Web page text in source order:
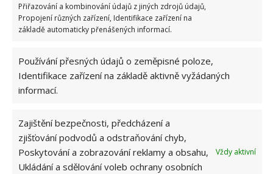
Přiřazování a kombinování údajů z jiných zdrojů údajů,
Propojení různých zařízení, Identifikace zařízení na
základě automaticky přenášených informací.
Používání přesných údajů o zeměpisné poloze,
Identifikace zařízení na základě aktivně vyžádaných
informací.
Zajištění bezpečnosti, předcházení a
zjišťování podvodů a odstraňování chyb,
Poskytování a zobrazování reklamy a obsahu,
Ukládání a sdělování voleb ochrany osobních
Vždy aktivní